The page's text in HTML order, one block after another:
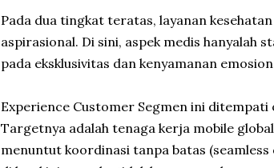
Pada dua tingkat teratas, layanan
aspirasional. Di sini, aspek medis hanyalah
pada eksklusivitas dan kenyamanan
Experience Customer Segmen ini
Targetnya adalah tenaga kerja mobile
menuntut koordinasi tanpa batas